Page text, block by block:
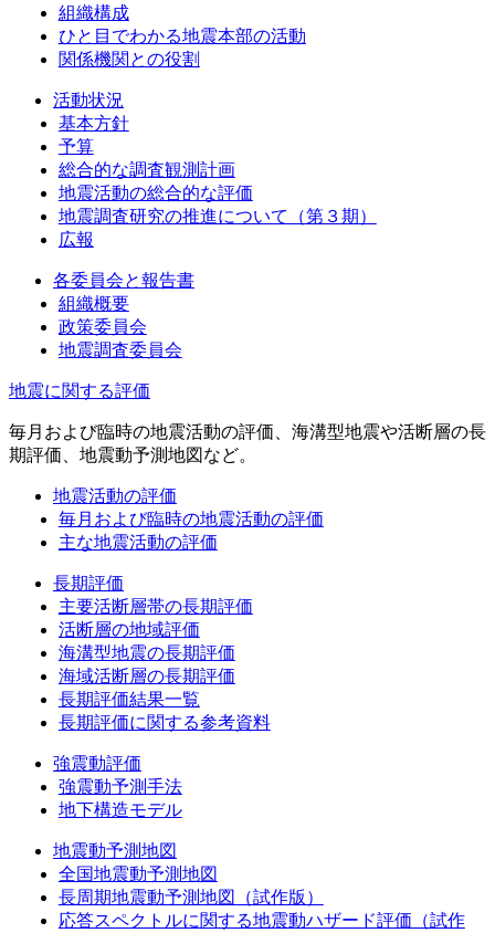
組織構成
ひと目でわかる地震本部の活動
関係機関との役割
活動状況
基本方針
予算
総合的な調査観測計画
地震活動の総合的な評価
地震調査研究の推進について（第３期）
広報
各委員会と報告書
組織概要
政策委員会
地震調査委員会
地震に関する評価
毎月および臨時の地震活動の評価、海溝型地震や活断層の長
期評価、地震動予測地図など。
地震活動の評価
毎月および臨時の地震活動の評価
主な地震活動の評価
長期評価
主要活断層帯の長期評価
活断層の地域評価
海溝型地震の長期評価
海域活断層の長期評価
長期評価結果一覧
長期評価に関する参考資料
強震動評価
強震動予測手法
地下構造モデル
地震動予測地図
全国地震動予測地図
長周期地震動予測地図（試作版）
応答スペクトルに関する地震動ハザード評価（試作